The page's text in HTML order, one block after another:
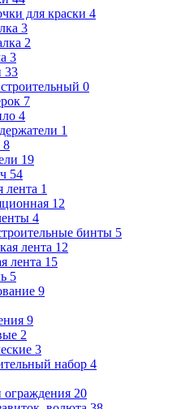
для краски 4
3
2
3
33
0
7
4
1
8
19
54
лента 1
12
4
бинты 5
лента 12
лента 15
5
9
9
2
3
набор 4
ограждения 20